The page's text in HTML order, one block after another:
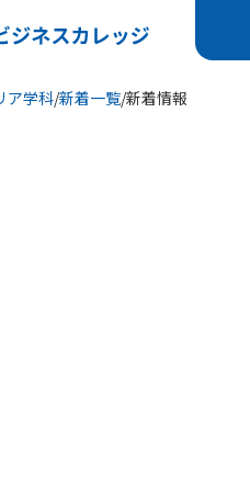
ア学科/新着一覧/新着情報